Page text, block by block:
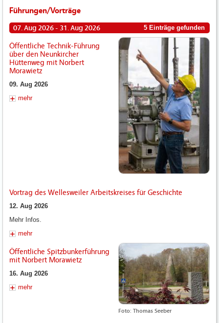
Führungen/Vorträge
07. Aug 2026 - 31. Aug 2026 5 Einträge gefunden
Öffentliche Technik-Führung
über den Neunkircher
Hüttenweg mit Norbert
Morawietz
09. Aug 2026
mehr
Vortrag des Wellesweiler Arbeitskreises für Geschichte
12. Aug 2026
Mehr Infos.
mehr
Foto: Thomas Seeber
Öffentliche Spitzbunkerführung
mit Norbert Morawietz
16. Aug 2026
mehr